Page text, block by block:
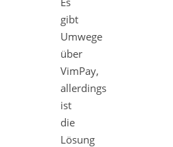
gibt
Umwege
über
VimPay,
allerdings
ist
die
Lösung